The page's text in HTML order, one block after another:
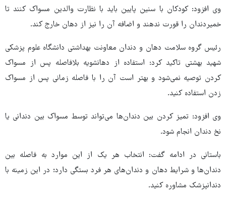
وی افزود: کودکان با سنین پایین باید با نظارت والدین مسواک کنند تا
خمیردندان را قورت ندهند و اضافه آن را نیز از دهان خارج کند.
رئیس گروه سلامت دهان و دندان معاونت بهداشتی دانشگاه علوم پزشکی
شهید بهشتی تاکید کرد: استفاده از دهانشویه بلافاصله پس از مسواک
کردن توصیه نمی‌شود و بهتر است آن را با فاصله زمانی پس از مسواک
زدن استفاده کنید.
وی افزود: تمیز کردن بین دندان‌ها می‌تواند توسط مسواک بین دندانی یا
نخ دندان انجام شود.
باستانی در ادامه گفت: انتخاب هر یک از این موارد به فاصله بین
دندان‌ها و شرایط دهان و دندان‌های هر فرد بستگی دارد؛ در این زمینه با
دندانپزشک مشاوره کنید.